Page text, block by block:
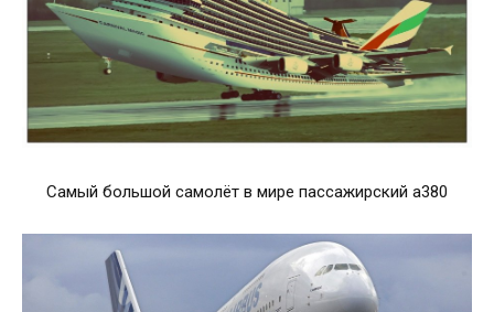
Самый большой самолёт в мире пассажирский а380